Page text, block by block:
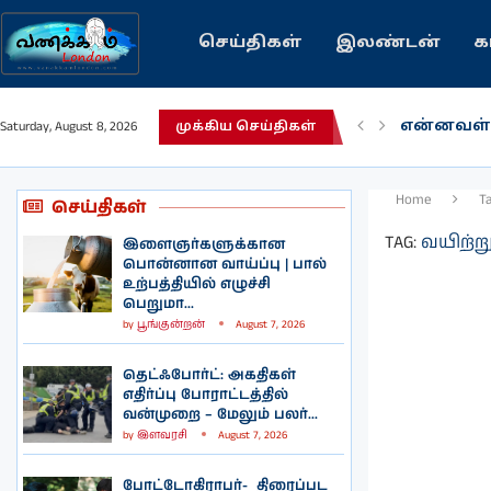
செய்திகள் இலண்டன்
Saturday, August 8, 2026 முக்கிய செய்திகள்
என்னவள்!
செய்திகள்
இளைஞர்களுக்கான
பொன்னான வாய்ப்பு | பால்
உற்பத்தியில் எழுச்சி
பெறுமா...
by பூங்குன்றன் August 7, 2026
தெட்ஃபோர்ட்: அகதிகள்
எதிர்ப்பு போராட்டத்தில்
வன்முறை – மேலும் பலர்...
by இளவரசி August 7, 2026
போட்டோகிராபர்- ‌ திரைப்பட
Home
TAG: